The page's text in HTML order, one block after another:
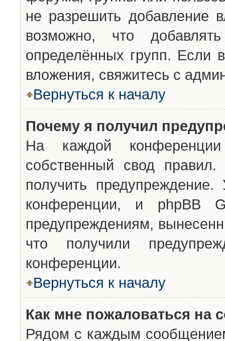
не разрешить добавление
возможно, что
определённых групп. Если
вложения, свяжитесь с
Вернуться к началу
Почему я получил
На каждой конференции
собственный свод
получить
конференции, и phpBB
предупреждениям,
что получили
конференции.
Вернуться к началу
Как мне пожаловаться на
Рядом с каждым